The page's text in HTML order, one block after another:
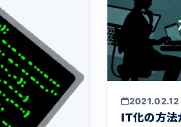
2021.02.12
IT化の方法